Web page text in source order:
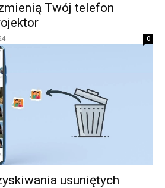
Twój telefon
0
usuniętych